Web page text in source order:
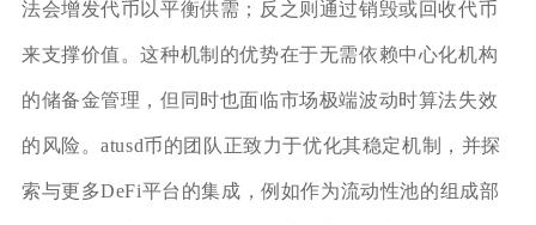
法会增发代币以平衡供需；反之则通过销毁或回收代币
来支撑价值。这种机制的优势在于无需依赖中心化机构
的储备金管理，但同时也面临市场极端波动时算法失效
的风险。atusd币的团队正致力于优化其稳定机制，并探
索与更多DeFi平台的集成，例如作为流动性池的组成部